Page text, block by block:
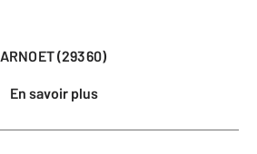
(29360)
En savoir plus